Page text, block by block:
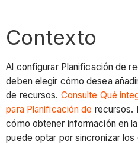
Contexto
Al configurar Planificación de
deben elegir cómo desea
de recursos. Consulte Qué
para Planificación de recursos.
cómo obtener información en
puede optar por sincronizar